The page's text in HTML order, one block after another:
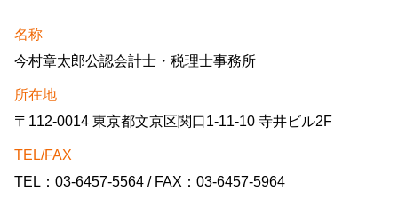
名称
今村章太郎公認会計士・税理士事務所
所在地
〒112-0014 東京都文京区関口1-11-10 寺井ビル2F
TEL/FAX
TEL：03-6457-5564 / FAX：03-6457-5964